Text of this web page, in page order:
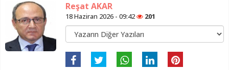
Reşat AKAR
18 Haziran 2026 - 09:42 201